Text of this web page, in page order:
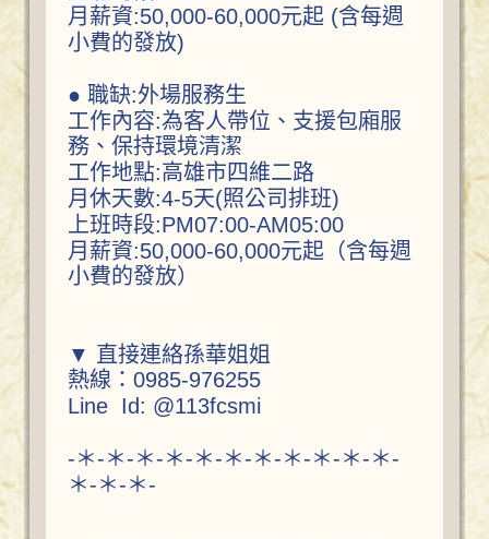
月薪資:50,000-60,000元起 (含每週
小費的發放)
● 職缺:外場服務生
工作內容:為客人帶位、支援包廂服
務、保持環境清潔
工作地點:高雄市四維二路
月休天數:4-5天(照公司排班)
上班時段:PM07:00-AM05:00
月薪資:50,000-60,000元起（含每週
小費的發放）
▼ 直接連絡孫華姐姐
熱線：0985-976255
Line Id: @113fcsmi
-＊-＊-＊-＊-＊-＊-＊-＊-＊-＊-＊-
＊-＊-＊-